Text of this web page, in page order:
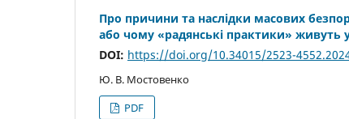
Про причини та наслідки масових
або чому «радянські практики» живуть у
DOI: https://doi.org/10.34015/2523-
Ю. В. Мостовенко
PDF